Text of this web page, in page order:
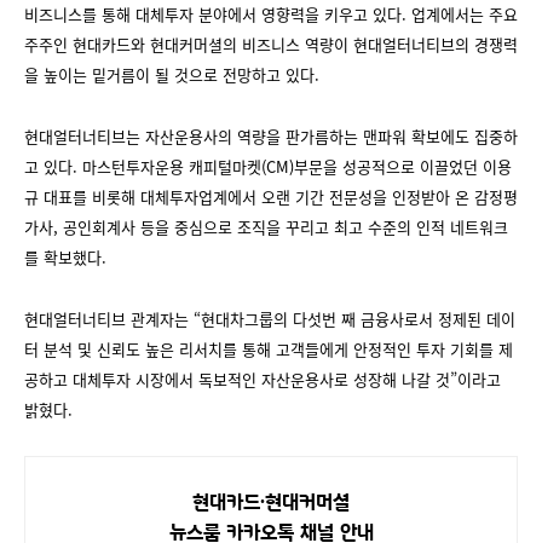
비즈니스를 통해 대체투자 분야에서 영향력을 키우고 있다. 업계에서는 주요
주주인 현대카드와 현대커머셜의 비즈니스 역량이 현대얼터너티브의 경쟁력
을 높이는 밑거름이 될 것으로 전망하고 있다.
현대얼터너티브는 자산운용사의 역량을 판가름하는 맨파워 확보에도 집중하
고 있다. 마스턴투자운용 캐피털마켓(CM)부문을 성공적으로 이끌었던 이용
규 대표를 비롯해 대체투자업계에서 오랜 기간 전문성을 인정받아 온 감정평
가사, 공인회계사 등을 중심으로 조직을 꾸리고 최고 수준의 인적 네트워크
를 확보했다.
현대얼터너티브 관계자는 “현대차그룹의 다섯번 째 금융사로서 정제된 데이
터 분석 및 신뢰도 높은 리서치를 통해 고객들에게 안정적인 투자 기회를 제
공하고 대체투자 시장에서 독보적인 자산운용사로 성장해 나갈 것”이라고
밝혔다.
현대카드∙현대커머셜
뉴스룸 카카오톡 채널 안내